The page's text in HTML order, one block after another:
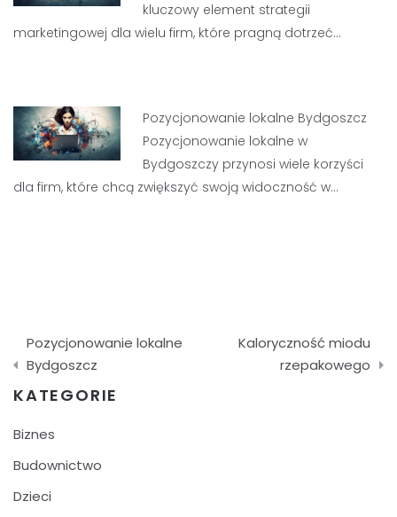
kluczowy element strategii
marketingowej dla wielu firm, które pragną dotrzeć…
Pozycjonowanie lokalne Bydgoszcz
Pozycjonowanie lokalne w
Bydgoszczy przynosi wiele korzyści
dla firm, które chcą zwiększyć swoją widoczność w…
Nawigacja
wpisu
Pozycjonowanie lokalne
Bydgoszcz
Kaloryczność miodu
rzepakowego
KATEGORIE
Biznes
Budownictwo
Dzieci